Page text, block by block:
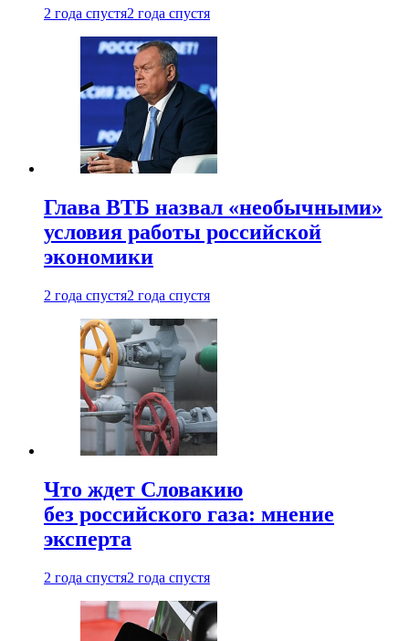
2 года спустя2 года спустя
Глава ВТБ назвал «необычными»
условия работы российской
экономики
2 года спустя2 года спустя
Что ждет Словакию
без российского газа: мнение
эксперта
2 года спустя2 года спустя